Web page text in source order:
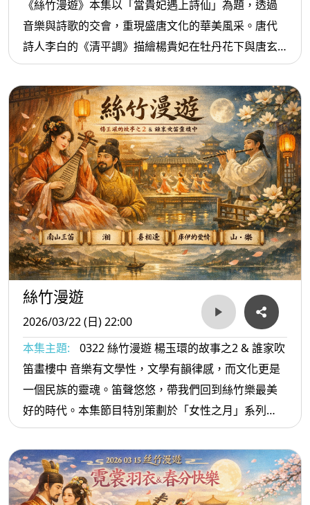
transforms the Indian Ramayana into a pipa
concerto, where Hanuman recalls the archetype
later echoed in Journey to the West. those 3 pieces
and the divine.本集【晚安，音樂故事館】感謝偉華
飾演吉迦伊，秦浩老師飾演十車王、羅波那、哈努
曼，ELSON飾演羅摩，欣亞飾演悉達。號外: 【絲竹漫
遊】節目入圍2026紐約廣電大獎—節目格式獎—古典
類 (Programming Format: Classical Format)，為今
年唯一的入圍者。
《絲竹漫遊》本集以「當貴妃遇上詩仙」為題，透過
音樂與詩歌的交會，重現盛唐文化的華美風采。唐代
詩人李白的《清平調》描繪楊貴妃在牡丹花下與唐玄
宗賞花的場景，詩中詞藻華麗、意象奇麗，既展現了
詩仙的才情，也留下了唐朝宮廷生活的生動篇章。楊
玉環不僅是唐玄宗的寵妃，更是一位精於音律與舞蹈
的藝術家；李白則以豪放詩篇為舞樂注入靈魂。兩人
在唐代宮廷裡的相遇，象徵詩與樂的融合，成就了盛
唐文化的高峰。節目曲目以李白詩作為核心，並融入
現代音樂語法。
絲竹漫遊
2026/03/22 (日) 22:00
本集主題:
0322 絲竹漫遊 楊玉環的故事之2 & 誰家吹
笛畫樓中 音樂有文學性，文學有韻律感，而文化更是
一個民族的靈魂。笛聲悠悠，帶我們回到絲竹樂最美
好的時代。本集節目特別策劃於「女性之月」系列
【聽見繆斯】，延續對女性音樂家與歷史人物的探
索，並以唐代才女楊玉環與唐明皇的故事為主軸，展
現音樂與文學交織的魅力。